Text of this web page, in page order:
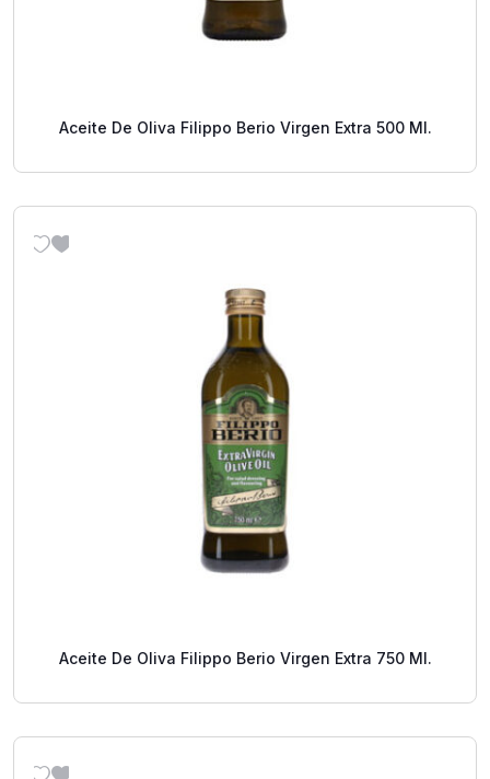
Aceite De Oliva Filippo Berio Virgen Extra 500 Ml.
Aceite De Oliva Filippo Berio Virgen Extra 750 Ml.